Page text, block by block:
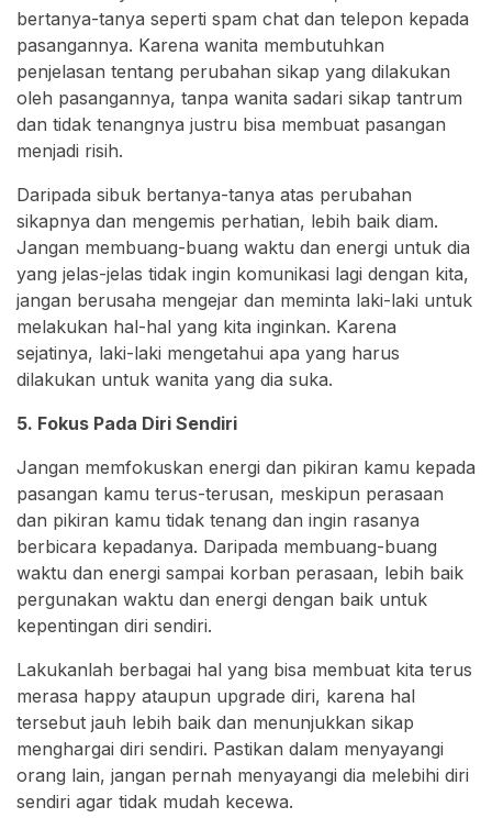
bertanya-tanya seperti spam chat dan telepon kepada
pasangannya. Karena wanita membutuhkan
penjelasan tentang perubahan sikap yang dilakukan
oleh pasangannya, tanpa wanita sadari sikap tantrum
dan tidak tenangnya justru bisa membuat pasangan
menjadi risih.
Daripada sibuk bertanya-tanya atas perubahan
sikapnya dan mengemis perhatian, lebih baik diam.
Jangan membuang-buang waktu dan energi untuk dia
yang jelas-jelas tidak ingin komunikasi lagi dengan kita,
jangan berusaha mengejar dan meminta laki-laki untuk
melakukan hal-hal yang kita inginkan. Karena
sejatinya, laki-laki mengetahui apa yang harus
dilakukan untuk wanita yang dia suka.
5. Fokus Pada Diri Sendiri
Jangan memfokuskan energi dan pikiran kamu kepada
pasangan kamu terus-terusan, meskipun perasaan
dan pikiran kamu tidak tenang dan ingin rasanya
berbicara kepadanya. Daripada membuang-buang
waktu dan energi sampai korban perasaan, lebih baik
pergunakan waktu dan energi dengan baik untuk
kepentingan diri sendiri.
Lakukanlah berbagai hal yang bisa membuat kita terus
merasa happy ataupun upgrade diri, karena hal
tersebut jauh lebih baik dan menunjukkan sikap
menghargai diri sendiri. Pastikan dalam menyayangi
orang lain, jangan pernah menyayangi dia melebihi diri
sendiri agar tidak mudah kecewa.